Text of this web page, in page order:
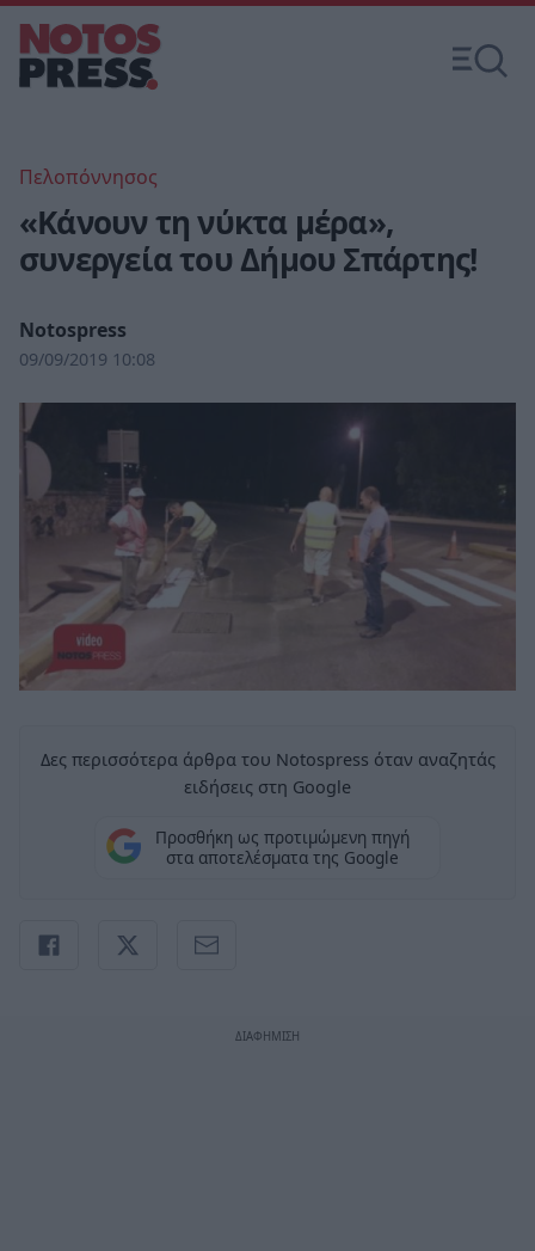
Πελοπόννησος
«Κάνουν τη νύκτα μέρα»,
συνεργεία του Δήμου Σπάρτης!
Notospress
09/09/2019 10:08
Δες περισσότερα άρθρα του Notospress όταν αναζητάς
ειδήσεις στη Google
Προσθήκη ως προτιμώμενη πηγή
στα αποτελέσματα της Google